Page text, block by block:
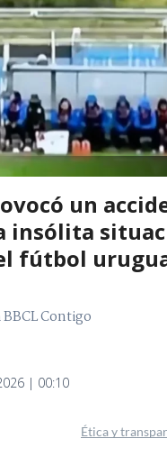
un
insólita
fútbol
Contigo
| 00:10
Ética y